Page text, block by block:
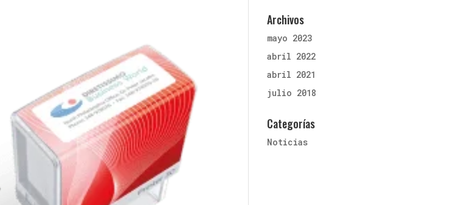
Archivos
mayo 2023
abril 2022
abril 2021
julio 2018
Categorías
Noticias